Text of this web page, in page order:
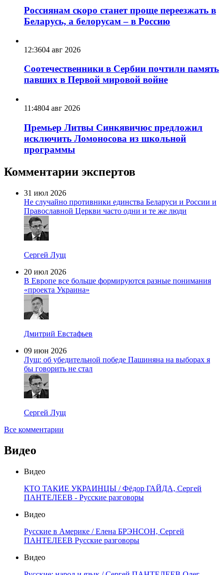
Россиянам скоро станет проще переезжать в
Беларусь, а белорусам – в Россию
12:3604 авг 2026
Соотечественники в Сербии почтили память
павших в Первой мировой войне
11:4804 авг 2026
Премьер Литвы Синкявичюс предложил
исключить Ломоносова из школьной
программы
Комментарии экспертов
31 июл 2026
Не случайно противники единства Беларуси и России и
Православной Церкви часто одни и те же люди
Сергей Лущ
20 июл 2026
В Европе все больше формируются разные понимания
«проекта Украина»
Дмитрий Евстафьев
09 июн 2026
Лущ: об убедительной победе Пашиняна на выборах я
бы говорить не стал
Сергей Лущ
Все комментарии
Видео
Видео
КТО ТАКИЕ УКРАИНЦЫ / Фёдор ГАЙДА, Сергей
ПАНТЕЛЕЕВ - Русские разговоры
Видео
Русские в Америке / Елена БРЭНСОН, Сергей
ПАНТЕЛЕЕВ Русские разговоры
Видео